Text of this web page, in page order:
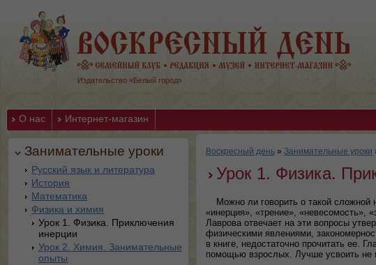
Издательство «Белый город»
О нас Интернет-магазин
Занимательные уроки
Русский язык и литература
История
Математика
Физика и химия
Урок 1. Физика. Приключения
инерции
Урок 2. Химия. Занимательные
опыты
Воскресный день » Занимательные уроки
Урок 1. Физика.
Можно ли говорить о такой сложной
«инерция», «трение», «невесомость»,
Лаврова отвечает на эти вопросы
физическими явлениями,
в книге, недостаточно прочитать ее.
помощью взрослых. Лучше усвоить не